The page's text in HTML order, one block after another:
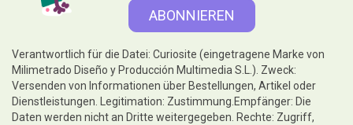
Verantwortlich für die Datei: Curiosite (eingetragene Marke von
Milimetrado Diseño y Producción Multimedia S.L.). Zweck:
Versenden von Informationen über Bestellungen, Artikel oder
Dienstleistungen. Legitimation: Zustimmung.Empfänger: Die
Daten werden nicht an Dritte weitergegeben. Rechte: Zugriff,